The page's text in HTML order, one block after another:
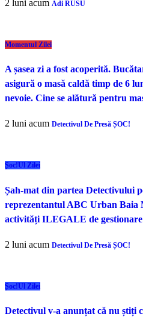
2 luni acum Adi RUSU
Momentul Zilei
A șasea zi a fost acoperită.
asigură o masă caldă timp de 6
nevoie. Cine se alătură pentru
2 luni acum Detectivul De Presă ȘOC!
Șoc!ul Zilei
Șah-mat din partea Detectivului
reprezentantul ABC Urban Baia
activități ILEGALE de
2 luni acum Detectivul De Presă ȘOC!
Șoc!ul Zilei
Detectivul v-a anunțat că nu știți